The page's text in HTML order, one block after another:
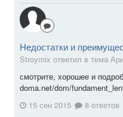
Недостатки и
Stroymix ответил в тема
смотрите, хорошее и
doma.net/dom/
15 сен 2015
8 ответов